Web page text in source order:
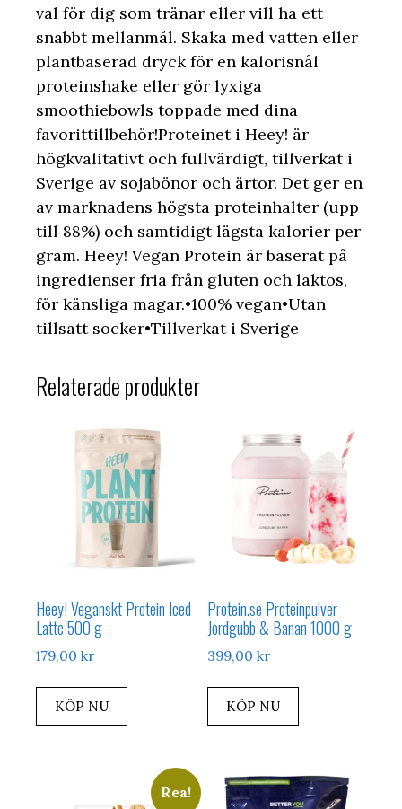
val för dig som tränar eller vill ha ett
snabbt mellanmål. Skaka med vatten eller
plantbaserad dryck för en kalorisnål
proteinshake eller gör lyxiga
smoothiebowls toppade med dina
favorittillbehör!Proteinet i Heey! är
högkvalitativt och fullvärdigt, tillverkat i
Sverige av sojabönor och ärtor. Det ger en
av marknadens högsta proteinhalter (upp
till 88%) och samtidigt lägsta kalorier per
gram. Heey! Vegan Protein är baserat på
ingredienser fria från gluten och laktos,
för känsliga magar.•100% vegan•Utan
tillsatt socker•Tillverkat i Sverige
Relaterade produkter
Heey! Veganskt Protein Iced
Latte 500 g
179,00 kr
KÖP NU
Protein.se Proteinpulver
Jordgubb & Banan 1000 g
399,00kr
KÖP NU
Rea!